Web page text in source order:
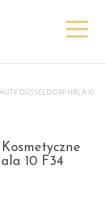
DÜSSELDORF HALA 10
10 F34